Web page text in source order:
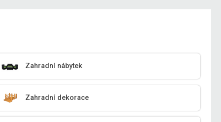
Zahradní nábytek
Zahradní dekorace